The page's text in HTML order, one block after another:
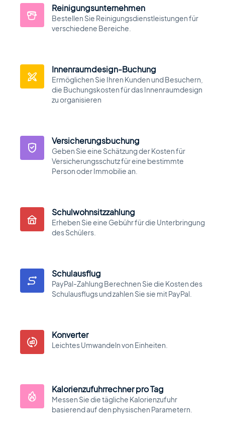
Reinigungsunternehmen
Bestellen Sie Reinigungsdienstleistungen für
verschiedene Bereiche.
Innenraumdesign-Buchung
Ermöglichen Sie Ihren Kunden und Besuchern,
die Buchungskosten für das Innenraumdesign
zu organisieren
Versicherungsbuchung
Geben Sie eine Schätzung der Kosten für
Versicherungsschutz für eine bestimmte
Person oder Immobilie an.
Schulwohnsitzzahlung
Erheben Sie eine Gebühr für die Unterbringung
des Schülers.
Schulausflug
PayPal-Zahlung Berechnen Sie die Kosten des
Schulausflugs und zahlen Sie sie mit PayPal.
Konverter
Leichtes Umwandeln von Einheiten.
Kalorienzufuhrrechner pro Tag
Messen Sie die tägliche Kalorienzufuhr
basierend auf den physischen Parametern.